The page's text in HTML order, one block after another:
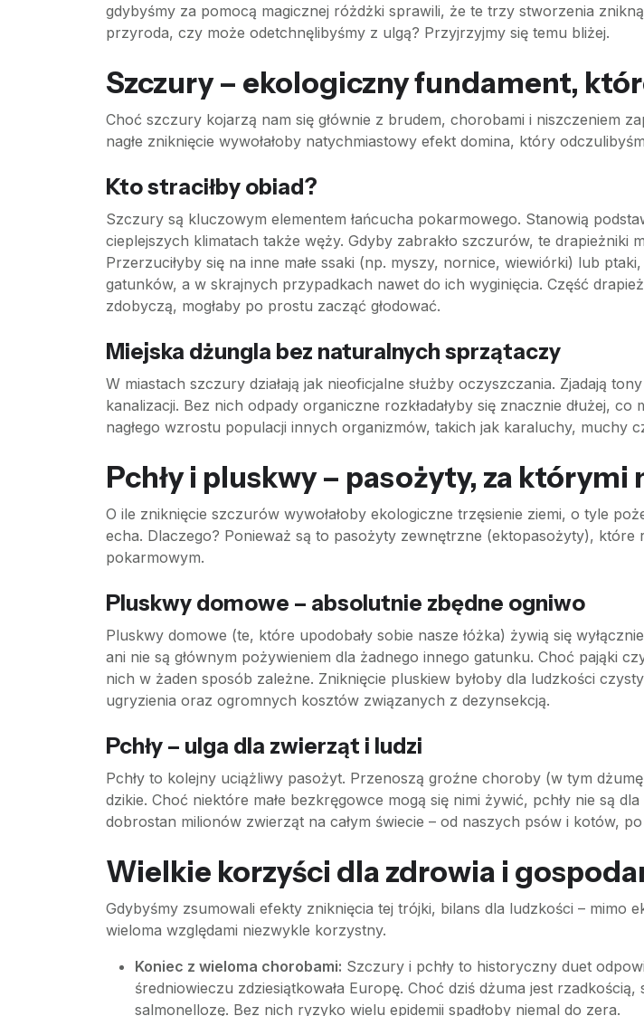
gdybyśmy za pomocą magicznej różdżki sprawili, że te trzy stworzenia
przyroda, czy może odetchnęlibyśmy z ulgą? Przyjrzyjmy się temu bliżej.
Szczury – ekologiczny fundament,
Choć szczury kojarzą nam się głównie z brudem, chorobami i niszczeniem
nagłe zniknięcie wywołałoby natychmiastowy efekt domina, który
Kto straciłby obiad?
Szczury są kluczowym elementem łańcucha pokarmowego. Stanowią
cieplejszych klimatach także węży. Gdyby zabrakło szczurów, te drapieżniki
Przerzuciłyby się na inne małe ssaki (np. myszy, nornice, wiewiórki) lub
gatunków, a w skrajnych przypadkach nawet do ich wyginięcia. Część
zdobyczą, mogłaby po prostu zacząć głodować.
Miejska dżungla bez naturalnych sprzątaczy
W miastach szczury działają jak nieoficjalne służby oczyszczania. Zjadają
kanalizacji. Bez nich odpady organiczne rozkładałyby się znacznie dłużej,
nagłego wzrostu populacji innych organizmów, takich jak karaluchy, muchy
Pchły i pluskwy – pasożyty, za
O ile zniknięcie szczurów wywołałoby ekologiczne trzęsienie ziemi, o tyle
echa. Dlaczego? Ponieważ są to pasożyty zewnętrzne (ektopasożyty),
pokarmowym.
Pluskwy domowe – absolutnie zbędne ogniwo
Pluskwy domowe (te, które upodobały sobie nasze łóżka) żywią się
ani nie są głównym pożywieniem dla żadnego innego gatunku. Choć pająki
nich w żaden sposób zależne. Zniknięcie pluskiew byłoby dla ludzkości
ugryzienia oraz ogromnych kosztów związanych z dezynsekcją.
Pchły – ulga dla zwierząt i ludzi
Pchły to kolejny uciążliwy pasożyt. Przenoszą groźne choroby (w tym
dzikie. Choć niektóre małe bezkręgowce mogą się nimi żywić, pchły nie są
dobrostan milionów zwierząt na całym świecie – od naszych psów i kotów,
Wielkie korzyści dla zdrowia i
Gdybyśmy zsumowali efekty zniknięcia tej trójki, bilans dla ludzkości – mimo
wieloma względami niezwykle korzystny.
Koniec z wieloma chorobami: Szczury i pchły to historyczny duet
średniowieczu zdziesiątkowała Europę. Choć dziś dżuma jest
salmonellozę. Bez nich ryzyko wielu epidemii spadłoby niemal do zera.